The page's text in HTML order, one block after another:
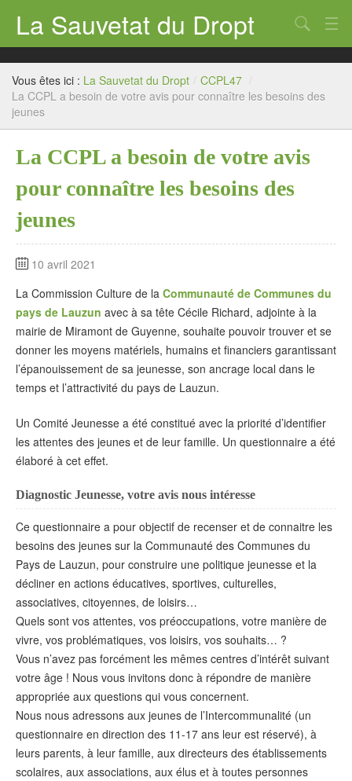
La Sauvetat du Dropt
Accueil
Mairie
Le village
Annuaire Pro
Écoles
Archives
Agenda 2026
Contact
Chercher
Vous êtes ici : La Sauvetat du Dropt / CCPL47 /
La CCPL a besoin de votre avis pour connaître les besoins des
jeunes
La CCPL a besoin de votre avis
pour connaître les besoins des
jeunes
10 avril 2021
La Commission Culture de la Communauté de Communes du
pays de Lauzun avec à sa tête Cécile Richard, adjointe à la
mairie de Miramont de Guyenne, souhaite pouvoir trouver et se
donner les moyens matériels, humains et financiers garantissant
l’épanouissement de sa jeunesse, son ancrage local dans le
temps et l’attractivité du pays de Lauzun.
Un Comité Jeunesse a été constitué avec la priorité d’identifier
les attentes des jeunes et de leur famille. Un questionnaire a été
élaboré à cet effet.
Diagnostic Jeunesse, votre avis nous intéresse
Ce questionnaire a pour objectif de recenser et de connaitre les
besoins des jeunes sur la Communauté des Communes du
Pays de Lauzun, pour construire une politique jeunesse et la
décliner en actions éducatives, sportives, culturelles,
associatives, citoyennes, de loisirs…
Quels sont vos attentes, vos préoccupations, votre manière de
vivre, vos problématiques, vos loisirs, vos souhaits… ?
Vous n’avez pas forcément les mêmes centres d’intérêt suivant
votre âge ! Nous vous invitons donc à répondre de manière
appropriée aux questions qui vous concernent.
Nous nous adressons aux jeunes de l’Intercommunalité (un
questionnaire en direction des 11-17 ans leur est réservé), à
leurs parents, à leur famille, aux directeurs des établissements
scolaires, aux associations, aux élus et à toutes personnes